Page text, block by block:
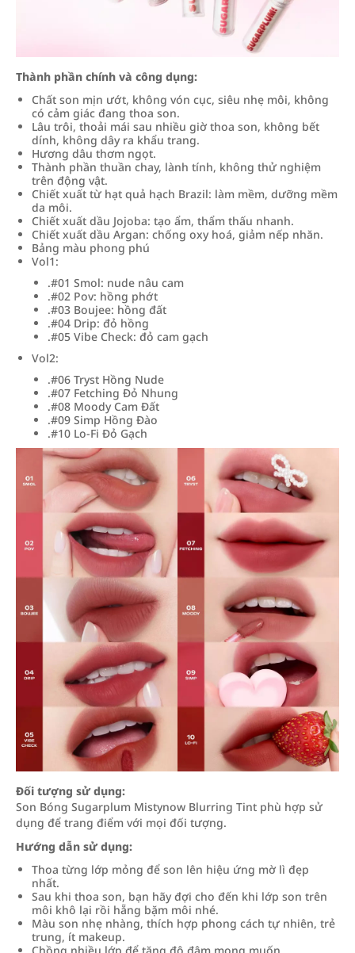
Thành phần chính và công dụng:
Chất son mịn ướt, không vón cục, siêu nhẹ môi, không
có cảm giác đang thoa son.
Lâu trôi, thoải mái sau nhiều giờ thoa son, không bết
dính, không dây ra khẩu trang.
Hương dâu thơm ngọt.
Thành phần thuần chay, lành tính, không thử nghiệm
trên động vật.
Chiết xuất từ hạt quả hạch Brazil: làm mềm, dưỡng mềm
da môi.
Chiết xuất dầu Jojoba: tạo ẩm, thẩm thấu nhanh.
Chiết xuất dầu Argan: chống oxy hoá, giảm nếp nhăn.
Bảng màu phong phú
Vol1:
.#01 Smol: nude nâu cam
.#02 Pov: hồng phớt
.#03 Boujee: hồng đất
.#04 Drip: đỏ hồng
.#05 Vibe Check: đỏ cam gạch
Vol2:
.#06 Tryst Hồng Nude
.#07 Fetching Đỏ Nhung
.#08 Moody Cam Đất
.#09 Simp Hồng Đào
.#10 Lo-Fi Đỏ Gạch
Đối tượng sử dụng:
Son Bóng Sugarplum Mistynow Blurring Tint phù hợp sử
dụng để trang điểm với mọi đối tượng.
Hướng dẫn sử dụng:
Thoa từng lớp mỏng để son lên hiệu ứng mờ lì đẹp
nhất.
Sau khi thoa son, bạn hãy đợi cho đến khi lớp son trên
môi khô lại rồi hẵng bặm môi nhé.
Màu son nhẹ nhàng, thích hợp phong cách tự nhiên, trẻ
trung, ít makeup.